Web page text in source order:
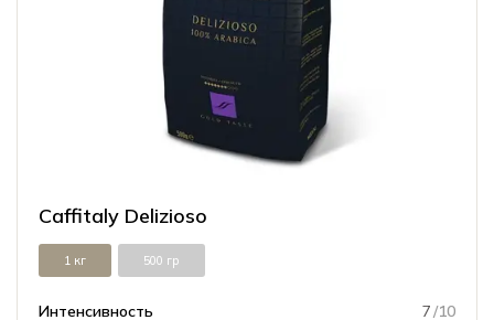
Caffitaly Delizioso
1 кг 500 гр
Интенсивность 7/10